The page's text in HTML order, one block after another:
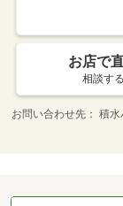
お店で
相談する
お問い合わせ先
積